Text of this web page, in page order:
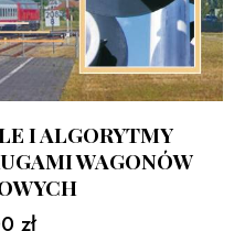
I ALGORYTMY
WAGONÓW
zł